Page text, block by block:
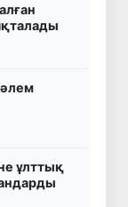
ұлттық